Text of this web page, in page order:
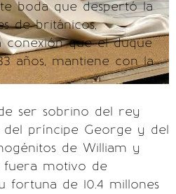
boda que despertó la
de británicos,
conexión que el duque
años, mantiene con la
ser sobrino del rey
del príncipe George y del
de William y
fuera motivo de
fortuna de 10.4 millones